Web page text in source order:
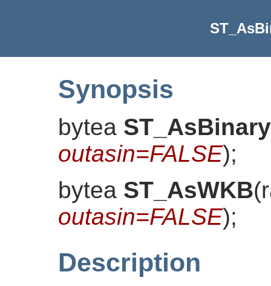
Synopsis
bytea ST_AsBinary
outasin=FALSE);
bytea ST_AsWKB(
outasin=FALSE);
Description